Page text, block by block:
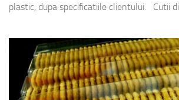
plastic, dupa specificatiile clientului. Cutii